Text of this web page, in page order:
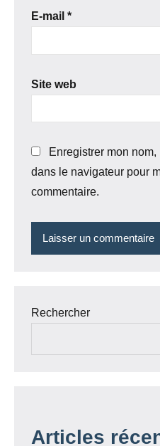
E-mail *
Site web
Enregistrer mon
dans le navigateur pour
commentaire.
Rechercher
Articles